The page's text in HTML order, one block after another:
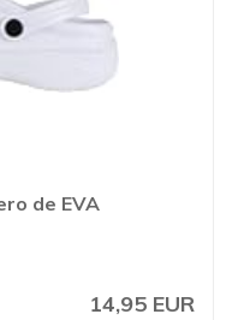
de EVA
14,95 EUR